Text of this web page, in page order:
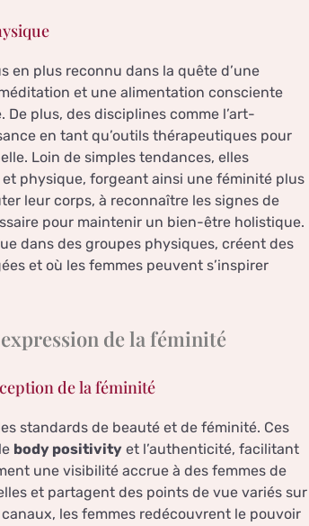
en plus reconnu dans la quête d’une
et une alimentation consciente
plus, des disciplines comme l’art-
en tant qu’outils thérapeutiques pour
Loin de simples tendances, elles
physique, forgeant ainsi une féminité plus
leur corps, à reconnaître les signes de
pour maintenir un bien-être holistique.
dans des groupes physiques, créent des
et où les femmes peuvent s’inspirer
de la féminité
de la féminité
standards de beauté et de féminité. Ces
body positivity et l’authenticité, facilitant
une visibilité accrue à des femmes de
et partagent des points de vue variés sur
les femmes redécouvrent le pouvoir